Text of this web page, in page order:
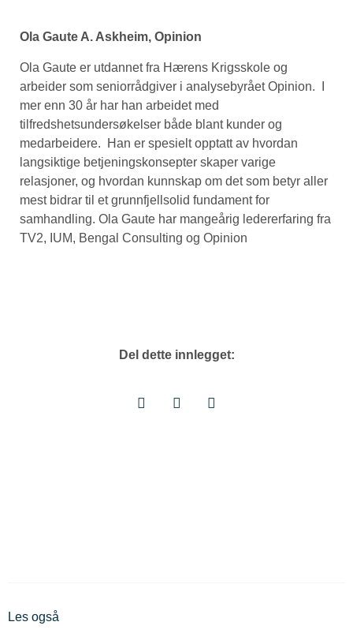
Ola Gaute A. Askheim, Opinion
Ola Gaute er utdannet fra Hærens Krigsskole og
arbeider som seniorrådgiver i analysebyrået Opinion. I
mer enn 30 år har han arbeidet med
tilfredshetsundersøkelser både blant kunder og
medarbeidere. Han er spesielt opptatt av hvordan
langsiktige betjeningskonsepter skaper varige
relasjoner, og hvordan kunnskap om det som betyr aller
mest bidrar til et grunnfjellsolid fundament for
samhandling. Ola Gaute har mangeårig ledererfaring fra
TV2, IUM, Bengal Consulting og Opinion
Del dette innlegget:
Les også